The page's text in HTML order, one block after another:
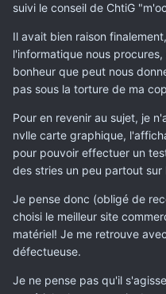
suivi le conseil de ChtiG
Il avait bien raison
l'informatique nous
bonheur que peut nous
pas sous la torture de ma
Pour en revenir au sujet, je
nvlle carte graphique,
pour pouvoir effectuer un
des stries un peu partout sur
Je pense donc (obligé de
choisi le meilleur site
matériel! Je me retrouve
défectueuse.
Je ne pense pas qu'il